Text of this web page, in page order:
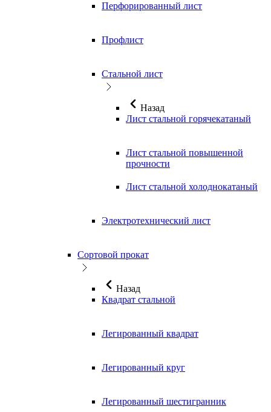
Перфорированный лист
Профлист
Стальной лист
Назад
Лист стальной горячекатаный
Лист стальной повышенной
прочности
Лист стальной холоднокатаный
Электротехнический лист
Сортовой прокат
Назад
Квадрат стальной
Легированный квадрат
Легированный круг
Легированный шестигранник